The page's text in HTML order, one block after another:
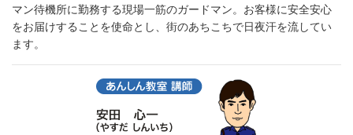
マン待機所に勤務する現場一筋のガードマン。お客様に安全安心
をお届けすることを使命とし、街のあちこちで日夜汗を流してい
ます。